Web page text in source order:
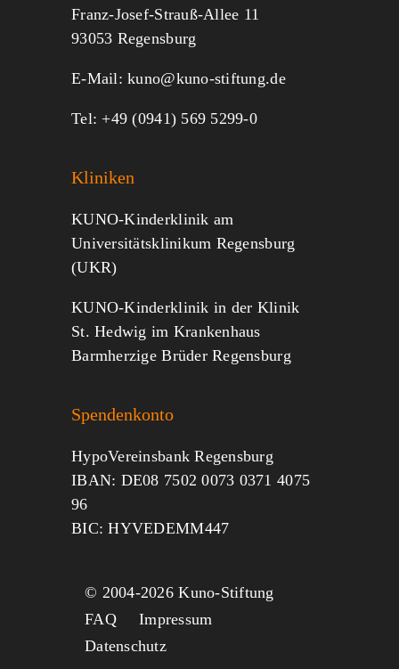
MITMACHEN SPENDEN
Franz-Josef-Strauß-Allee 11
93053 Regensburg
E-Mail:kuno@kuno-stiftung.de
Tel: +49 (0941) 569 5299-0
Kliniken
KUNO-Kinderklinik am
Universitätsklinikum Regensburg
(UKR)
KUNO-Kinderklinik in der Klinik
St. Hedwig im Krankenhaus
Barmherzige Brüder Regensburg
Spendenkonto
HypoVereinsbank Regensburg
IBAN: DE08 7502 0073 0371 4075
96
BIC: HYVEDEMM447
© 2004-2026 Kuno-Stiftung
FAQ
Impressum
Datenschutz